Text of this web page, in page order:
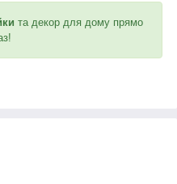
та декор для дому прямо